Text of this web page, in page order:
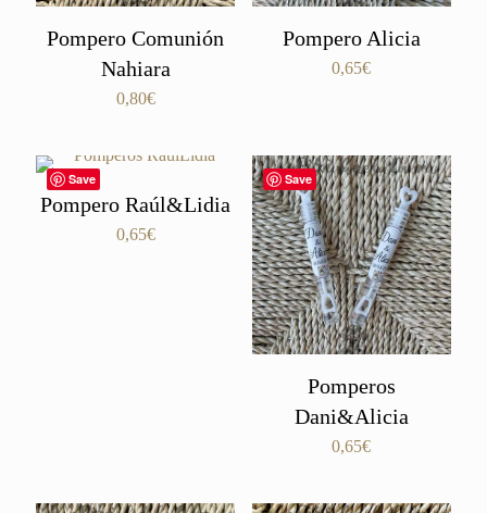
Pompero Comunión
Nahiara
0,80€
Pompero Alicia
0,65€
Save
Pompero Raúl&Lidia
0,65€
Save
Pomperos
Dani&Alicia
0,65€